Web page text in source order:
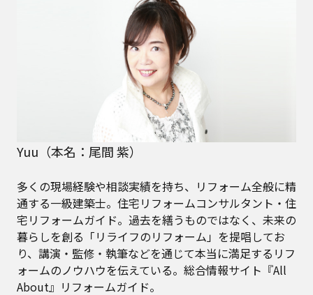
Yuu（本名：尾間 紫）
多くの現場経験や相談実績を持ち、リフォーム全般に精
通する一級建築士。住宅リフォームコンサルタント・住
宅リフォームガイド。過去を繕うものではなく、未来の
暮らしを創る「リライフのリフォーム」を提唱してお
り、講演・監修・執筆などを通じて本当に満足するリフ
ォームのノウハウを伝えている。総合情報サイト『All
About』リフォームガイド。